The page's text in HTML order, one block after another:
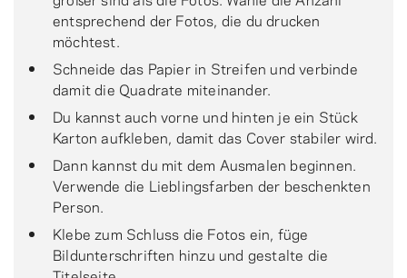
entsprechend der Fotos, die du drucken
möchtest.
Schneide das Papier in Streifen und verbinde
damit die Quadrate miteinander.
Du kannst auch vorne und hinten je ein Stück
Karton aufkleben, damit das Cover stabiler wird.
Dann kannst du mit dem Ausmalen beginnen.
Verwende die Lieblingsfarben der beschenkten
Person.
Klebe zum Schluss die Fotos ein, füge
Bildunterschriften hinzu und gestalte die